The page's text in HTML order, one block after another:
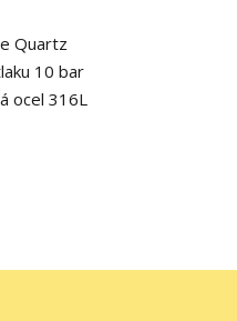
Quartz
10 bar
ocel 316L